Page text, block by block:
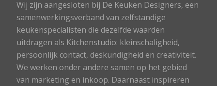
Wij zijn aangesloten bij De Keuken Designers, een
samenwerkingsverband van zelfstandige
keukenspecialisten die dezelfde waarden
uitdragen als Kitchenstudio: kleinschaligheid,
persoonlijk contact, deskundigheid en creativiteit.
We werken onder andere samen op het gebied
van marketing en inkoop. Daarnaast inspireren